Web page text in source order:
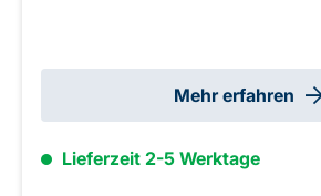
Mehr erfahren
Lieferzeit 2-5 Werktage